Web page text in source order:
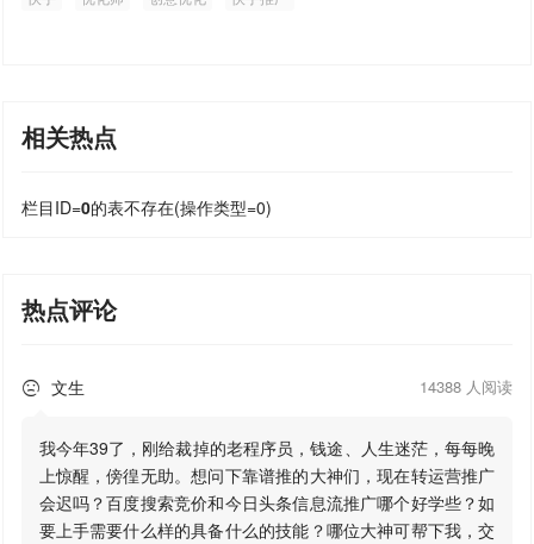
相关热点
栏目ID=0的表不存在(操作类型=0)
热点评论
 文生 14388 人阅读
我今年39了，刚给裁掉的老程序员，钱途、人生迷茫，每每晚
上惊醒，傍徨无助。想问下靠谱推的大神们，现在转运营推广
会迟吗？百度搜索竞价和今日头条信息流推广哪个好学些？如
要上手需要什么样的具备什么的技能？哪位大神可帮下我，交